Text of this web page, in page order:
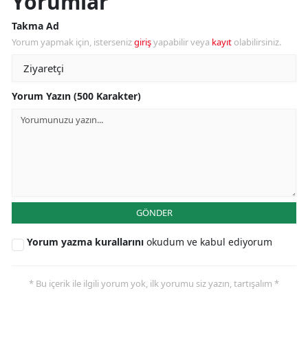
Takma Ad
Yorum yapmak için, istersenizgirişyapabilir veya kayıt olabilirsiniz.
Yorum Yazın (500 Karakter)
GÖNDER
Yorum yazma kurallarını okudum ve kabul ediyorum
* Bu içerik ile ilgili yorum yok, ilk yorumu siz yazın, tartışalım *